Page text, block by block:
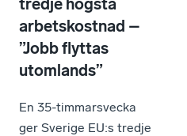
arbetskostnad –
”Jobb flyttas
utomlands”
En 35-timmarsvecka
ger Sverige EU:s tredje